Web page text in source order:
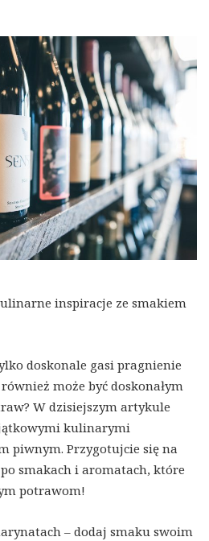
inspiracje ze smakiem
doskonale gasi pragnienie
może być doskonałym
W dzisiejszym artykule
kulinarymi
piwnym. Przygotujcie się na
smakach i aromatach, które
potrawom!
– dodaj smaku swoim